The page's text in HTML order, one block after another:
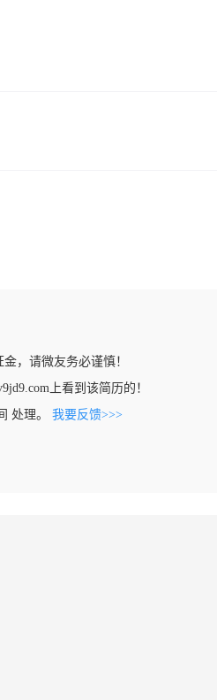
，请微友务必谨慎！
上看到该简历的！
处理。 我要反馈>>>